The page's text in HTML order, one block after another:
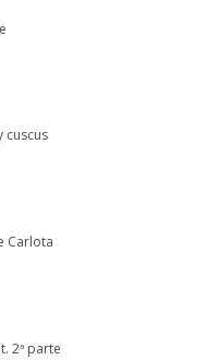
cuscus
Carlota
2ª parte